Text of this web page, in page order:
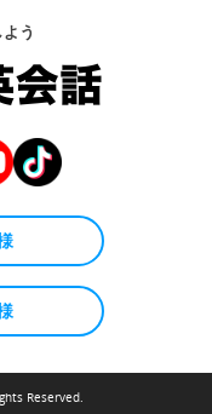
う
Reserved.